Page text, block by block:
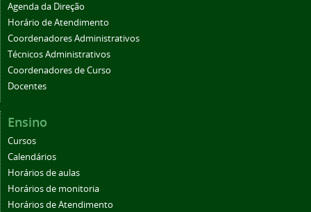
Agenda da Direção
Horário de Atendimento
Coordenadores Administrativos
Técnicos Administrativos
Coordenadores de Curso
Docentes
Ensino
Cursos
Calendários
Horários de aulas
Horários de monitoria
Horários de Atendimento